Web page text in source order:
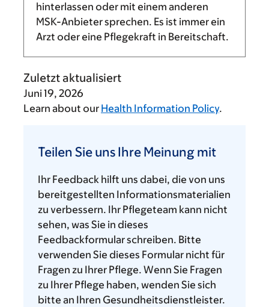
hinterlassen oder mit einem anderen
MSK-Anbieter sprechen. Es ist immer ein
Arzt oder eine Pflegekraft in Bereitschaft.
Zuletzt aktualisiert
Juni 19, 2026
Learn about our Health Information Policy.
Sie
Ihre
Meinung
mit
Teilen Sie uns Ihre Meinung mit
Ihr Feedback hilft uns dabei, die von uns
bereitgestellten Informationsmaterialien
zu verbessern. Ihr Pflegeteam kann nicht
sehen, was Sie in dieses
Feedbackformular schreiben. Bitte
verwenden Sie dieses Formular nicht für
Fragen zu Ihrer Pflege. Wenn Sie Fragen
zu Ihrer Pflege haben, wenden Sie sich
bitte an Ihren Gesundheitsdienstleister.